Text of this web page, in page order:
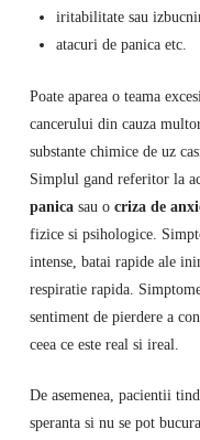
iritabilitate sau
atacuri de panica etc.
Poate aparea o teama
cancerului din cauza
substante chimice de uz
Simplul gand referitor la
panicasau o criza de
fizice si psihologice.
intense, batai rapide ale
respiratie rapida.
sentiment de pierdere a
ceea ce este real si ireal.
De asemenea, pacientii
speranta si nu se pot